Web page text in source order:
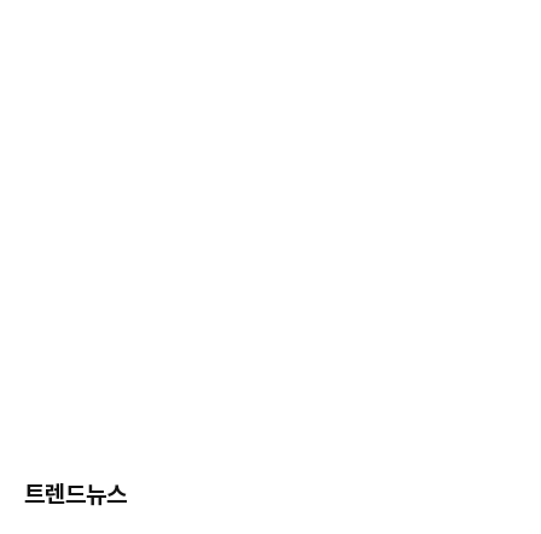
트렌드뉴스